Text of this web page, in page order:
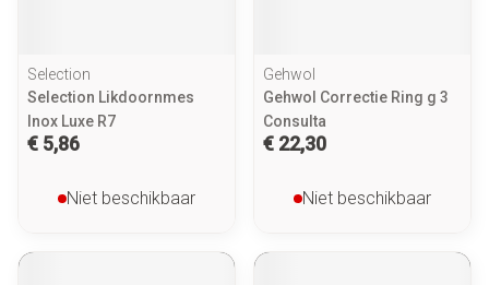
Selection
Selection Likdoornmes
Inox Luxe R7
€ 5,86
Niet beschikbaar
Gehwol
Gehwol Correctie Ring g 3
Consulta
€ 22,30
Niet beschikbaar